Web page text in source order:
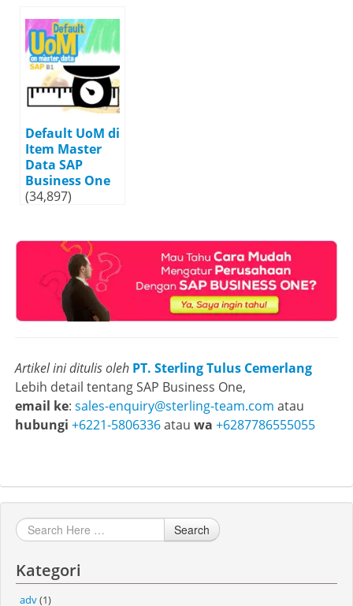
Default UoM di
Item Master
Data SAP
Business One
(34,897)
Artikel ini ditulis oleh PT. Sterling Tulus Cemerlang
Lebih detail tentang SAP Business One,
email ke: sales-enquiry@sterling-team.com atau
hubungi +6221-5806336atau wa +6287786555055
Search
Kategori
adv(1)